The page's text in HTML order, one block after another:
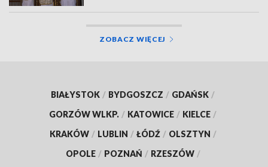
ZOBACZ WIĘCEJ
BIAŁYSTOK / BYDGOSZCZ / GDAŃSK /
GORZÓW WLKP. / KATOWICE / KIELCE /
KRAKÓW / LUBLIN / ŁÓDŹ / OLSZTYN /
OPOLE / POZNAŃ / RZESZÓW /